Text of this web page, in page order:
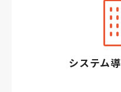
システム